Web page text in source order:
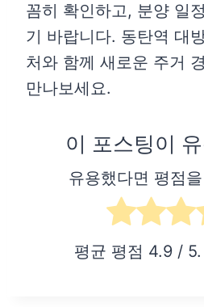
꼼히 확인하고, 분양 일
기 바랍니다. 동탄역 대
처와 함께 새로운 주거
만나보세요.
이 포스팅이
유용했다면 평점
평균 평점 4.9/ 5.